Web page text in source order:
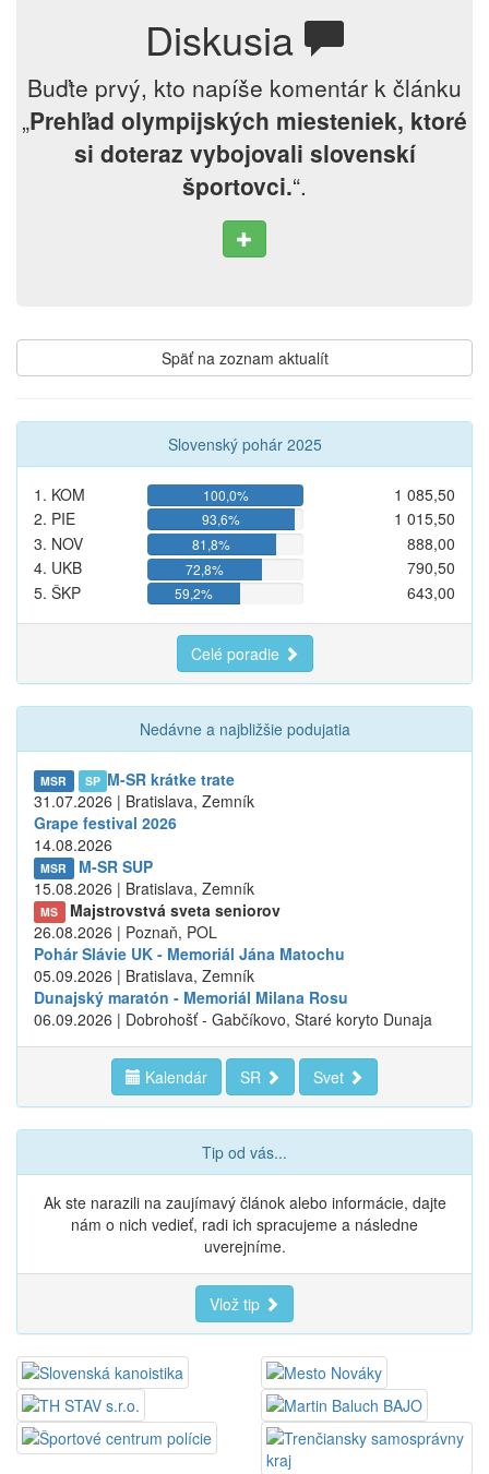
Diskusia
Buďte prvý, kto napíše komentár k článku
„Prehľad olympijských miesteniek, ktoré
si doteraz vybojovali slovenskí
športovci.“.
Späť na zoznam aktualít
Slovenský pohár 2025
1. KOM 100,0%
1 085,50
2. PIE
93,6%
1 015,50
3. NOV
81,8%
888,00
4. UKB
72,8%
790,50
5. ŠKP
59,2% 643,00
Celé poradie
Nedávne a najbližšie podujatia
MSR SP M-SR krátke trate
31.07.2026 | Bratislava, Zemník
Grape festival 2026
14.08.2026
MSR
M-SR SUP
15.08.2026 | Bratislava, Zemník
MS
Majstrovstvá sveta seniorov
26.08.2026 | Poznaň, POL
Pohár Slávie UK - Memoriál Jána Matochu
05.09.2026 | Bratislava, Zemník
Dunajský maratón - Memoriál Milana Rosu
06.09.2026 | Dobrohošť - Gabčíkovo, Staré koryto Dunaja
Kalendár SR Svet
Tip od vás...
Ak ste narazili na zaujímavý článok alebo informácie, dajte
nám o nich vedieť, radi ich spracujeme a následne
uverejníme.
Vlož tip